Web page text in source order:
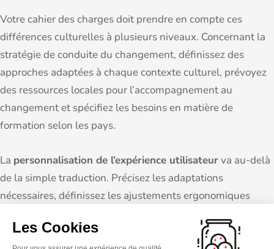
Votre cahier des charges doit prendre en compte ces
différences culturelles à plusieurs niveaux. Concernant la
stratégie de conduite du changement, définissez des
approches adaptées à chaque contexte culturel, prévoyez
des ressources locales pour l’accompagnement au
changement et spécifiez les besoins en matière de
formation selon les pays.
La personnalisation de l’expérience utilisateurva au-delà
de la simple traduction. Précisez les adaptations
nécessaires, définissez les ajustements ergonomiques
matière d’aide contextuelle adaptée pour faciliter
Les Cookies